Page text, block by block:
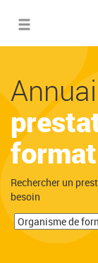
Toggle
Rechercher un
besoin